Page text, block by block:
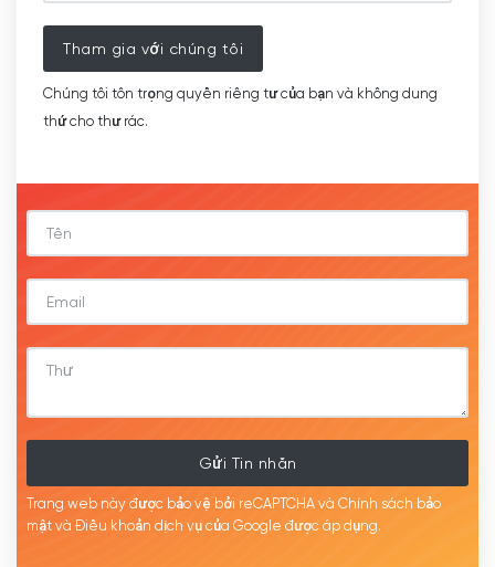
Tham gia với chúng tôi
Chúng tôi tôn trọng quyền riêng tư của bạn và không dung
thứ cho thư rác.
Gửi Tin nhắn
Trang web này được bảo vệ bởi reCAPTCHA và Chính sách bảo
mật và Điều khoản dịch vụ của Google được áp dụng.